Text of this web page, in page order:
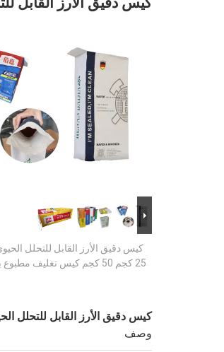
كيس دقيق الأرز القابل للتحلل
25 كجم 50 كجم كيس تغليف مطبوع بطباعة فليكس
كيس دقيق الأرز القابل للتحلل الحيوي 25 كجم 50 كجم كيس تغليف مطبوع
وصف